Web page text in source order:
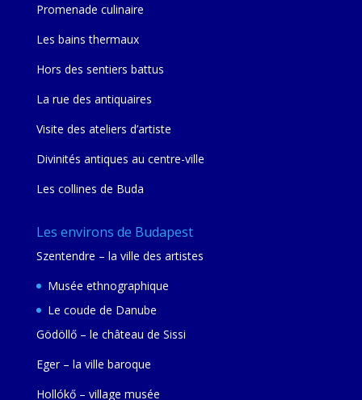
Promenade culinaire
Les bains thermaux
Hors des sentiers battus
La rue des antiquaires
Visite des ateliers d’artiste
Divinités antiques au centre-ville
Les collines de Buda
Les environs de Budapest
Szentendre – la ville des artistes
Musée ethnographique
Le coude de Danube
Gödöllő – le château de Sissi
Eger – la ville baroque
Hollókő – village musée